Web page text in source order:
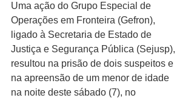
Uma ação do Grupo Especial de
Operações em Fronteira (Gefron),
ligado à Secretaria de Estado de
Justiça e Segurança Pública (Sejusp),
resultou na prisão de dois suspeitos e
na apreensão de um menor de idade
na noite deste sábado (7), no